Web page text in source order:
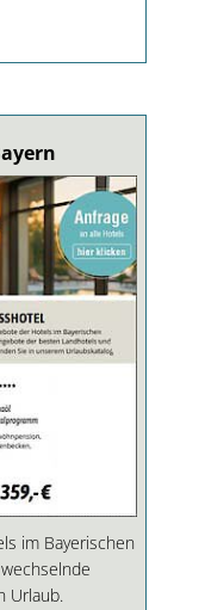
im Bayerischen
Urlaub.